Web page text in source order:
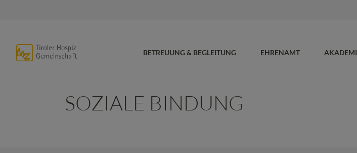
BETREUUNG & BEGLEITUNG EHRENAMT
SOZIALE BINDUNG